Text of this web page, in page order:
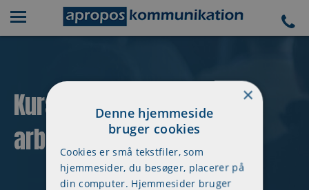
Kursuskalender - 3 dages
arbejdsmiljøuddannelse
×
Denne hjemmeside
bruger cookies
Cookies er små tekstfiler, som
hjemmesider, du besøger, placerer på
din computer. Hjemmesider bruger